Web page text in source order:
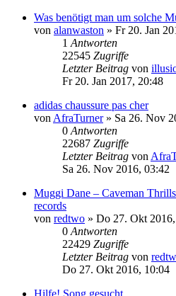
Was benötigt man um solche
von alanwaston » Fr 20. Jan
1 Antworten
22545 Zugriffe
Letzter Beitrag von
Fr 20. Jan 2017, 20:48
adidas chaussure pas cher
von AfraTurner» Sa 26. Nov
0 Antworten
22687 Zugriffe
Letzter Beitrag von
Sa 26. Nov 2016, 03:42
Muggi Dane – Caveman
records
von redtwo » Do 27. Okt
0 Antworten
22429 Zugriffe
Letzter Beitrag von
Do 27. Okt 2016, 10:04
Hilfe! Song gesucht...